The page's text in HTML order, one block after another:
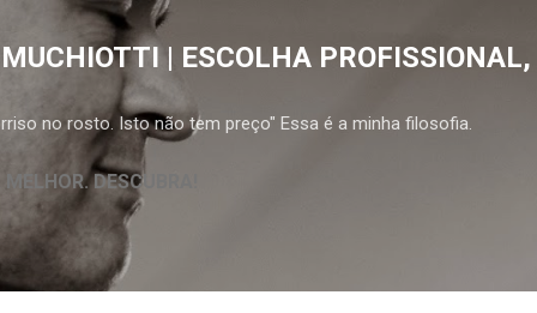
Pular para o conteúdo principal
| ESCOLHA
no rosto. Isto não tem preço" Essa é a minha filosofia.
DESCUBRA!